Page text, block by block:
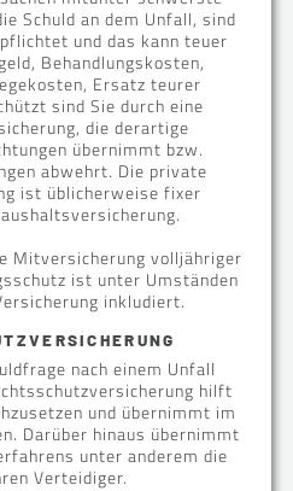
Schuld an dem Unfall, sind
und das kann teuer
Behandlungskosten,
Ersatz teurer
sind Sie durch eine
die derartige
übernimmt bzw.
abwehrt. Die private
ist üblicherweise fixer
Mitversicherung volljähriger
ist unter Umständen
inkludiert.
nach einem Unfall
hilft
und übernimmt im
Darüber hinaus übernimmt
unter anderem die
Verteidiger.